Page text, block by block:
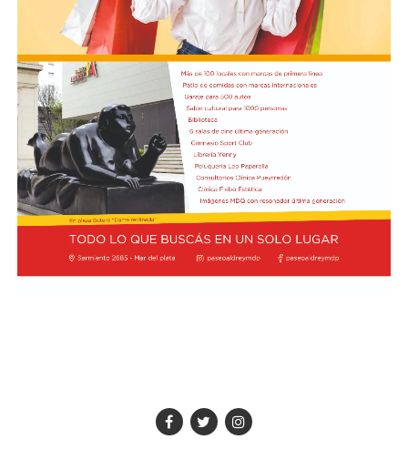
FOTO: Bullrich, durante la conferencia de prensa en el
Senado. Rodrigo Néspolo/LA NACIÓN